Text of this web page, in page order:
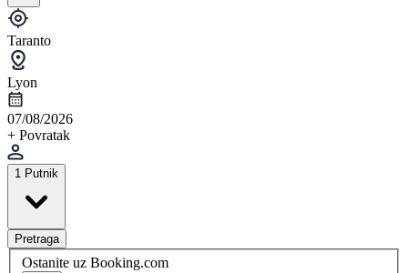
Taranto
Lyon
07/08/2026
+ Povratak
1 Putnik
Pretraga
Ostanite uz Booking.com